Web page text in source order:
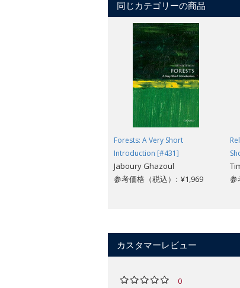
同じカテゴリーの商品
Forests: A Very Short
Introduction [#431]
Jaboury Ghazoul
参考価格（税込）: ¥1,969
参
カスタマーレビュー
0